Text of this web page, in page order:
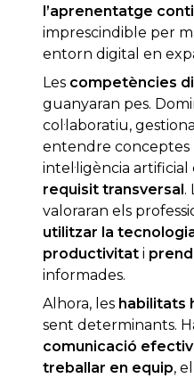
l’aprenentatge
imprescindible per
entorn digital en
Les competències
guanyaran pes.
col·laboratiu,
entendre conceptes
intel·ligència
requisit transversal.
valoraran els
utilitzar la
productivitat i
informades.
Alhora, les habilitats
sent determinants.
comunicació
treballar en equip, el